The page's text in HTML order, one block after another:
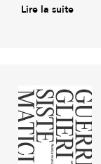
Lire la suite